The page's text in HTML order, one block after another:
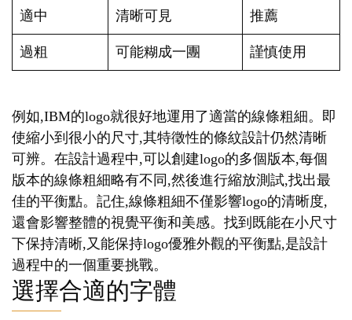
適中 清晰可見 推薦
過粗 可能糊成一團 謹慎使用
例如,IBM的logo就很好地運用了適當的線條粗細。即
使縮小到很小的尺寸,其特徵性的條紋設計仍然清晰
可辨。在設計過程中,可以創建logo的多個版本,每個
版本的線條粗細略有不同,然後進行縮放測試,找出最
佳的平衡點。記住,線條粗細不僅影響logo的清晰度,
還會影響整體的視覺平衡和美感。找到既能在小尺寸
下保持清晰,又能保持logo優雅外觀的平衡點,是設計
過程中的一個重要挑戰。
選擇合適的字體